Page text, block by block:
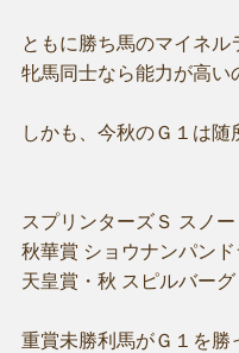
ともに勝ち馬のマイネル
牝馬同士なら能力が高い
しかも、今秋のＧ１は
スプリンターズＳ スノ
秋華賞 ショウナンパン
天皇賞・秋 スピルバー
重賞未勝利馬がＧ１を勝